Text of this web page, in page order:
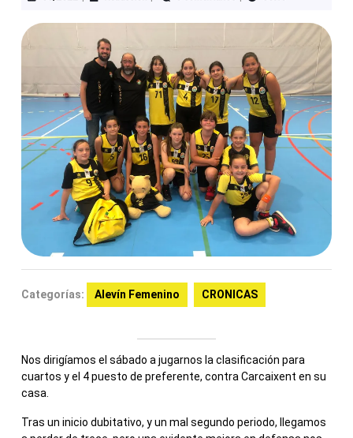
Categorías: Alevín Femenino CRONICAS
Nos dirigíamos el sábado a jugarnos la clasificación para
cuartos y el 4 puesto de preferente, contra Carcaixent en su
casa.
Tras un inicio dubitativo, y un mal segundo periodo, llegamos